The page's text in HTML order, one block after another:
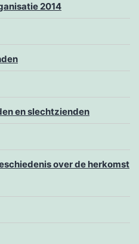
2014
en slechtzienden
over de herkomst